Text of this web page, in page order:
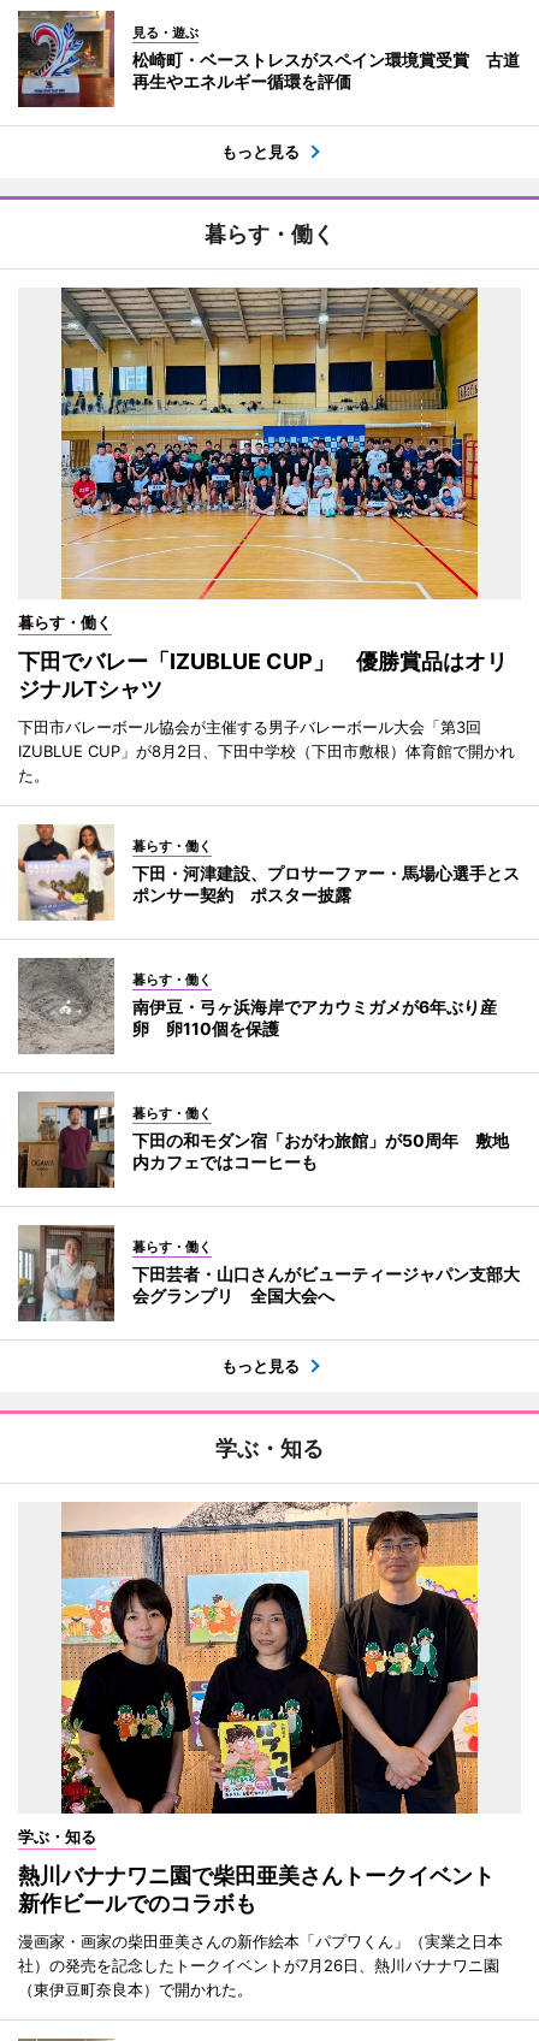
見る・遊ぶ
松崎町・ベーストレスがスペイン環境賞受賞 古道
再生やエネルギー循環を評価
もっと見る
暮らす・働く
暮らす・働く
下田でバレー「IZUBLUE CUP」 優勝賞品はオリ
ジナルTシャツ
下田市バレーボール協会が主催する男子バレーボール大会「第3回
IZUBLUE CUP」が8月2日、下田中学校（下田市敷根）体育館で開かれ
た。
暮らす・働く
下田・河津建設、プロサーファー・馬場心選手とス
ポンサー契約 ポスター披露
暮らす・働く
南伊豆・弓ヶ浜海岸でアカウミガメが6年ぶり産
卵 卵110個を保護
暮らす・働く
下田の和モダン宿「おがわ旅館」が50周年 敷地
内カフェではコーヒーも
暮らす・働く
下田芸者・山口さんがビューティージャパン支部大
会グランプリ 全国大会へ
もっと見る
学ぶ・知る
学ぶ・知る
熱川バナナワニ園で柴田亜美さんトークイベント
新作ビールでのコラボも
漫画家・画家の柴田亜美さんの新作絵本「パプワくん」（実業之日本
社）の発売を記念したトークイベントが7月26日、熱川バナナワニ園
（東伊豆町奈良本）で開かれた。